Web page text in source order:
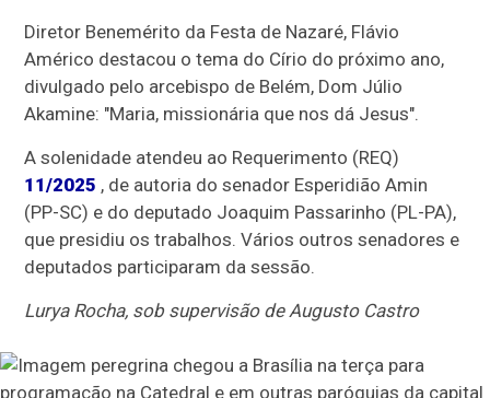
Diretor Benemérito da Festa de Nazaré, Flávio
Américo destacou o tema do Círio do próximo ano,
divulgado pelo arcebispo de Belém, Dom Júlio
Akamine: "Maria, missionária que nos dá Jesus".
A solenidade atendeu ao Requerimento (REQ)
11/2025 , de autoria do senador Esperidião Amin
(PP-SC) e do deputado Joaquim Passarinho (PL-PA),
que presidiu os trabalhos. Vários outros senadores e
deputados participaram da sessão.
Lurya Rocha, sob supervisão de Augusto Castro